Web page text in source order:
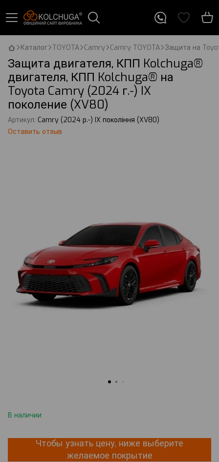
Каталог TOYOTA Camry Camry TOYOTA Защита на
Защита двигателя, КПП Kolchuga®
двигателя, КПП Kolchuga® на
Toyota Camry (2024 г.-) IX
поколение (XV80)
Артикул: Camry (2024 р.-) IX покоління (XV80)
Оставить отзыв
В наличии
Чтобы узнать цену, ниже выберите
желаемое покрытие